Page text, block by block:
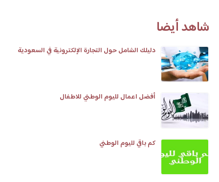
شاهد أيضا
دليلك الشامل حول التجارة الإلكترونية في السعودية
أفضل اعمال لليوم الوطني للاطفال
كم باقي لليوم الوطني